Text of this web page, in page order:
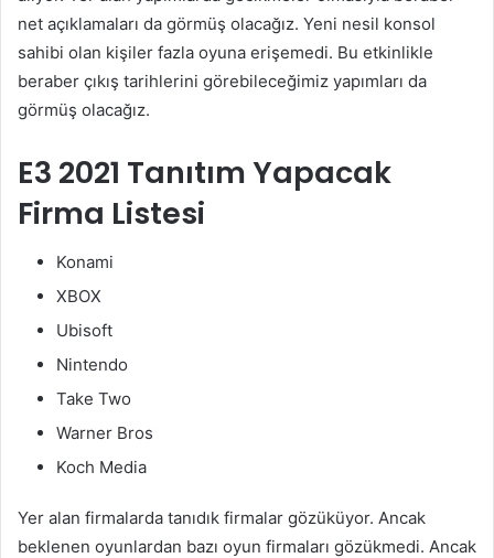
net açıklamaları da görmüş olacağız. Yeni nesil konsol
sahibi olan kişiler fazla oyuna erişemedi. Bu etkinlikle
beraber çıkış tarihlerini görebileceğimiz yapımları da
görmüş olacağız.
E3 2021 Tanıtım Yapacak
Firma Listesi
Konami
XBOX
Ubisoft
Nintendo
Take Two
Warner Bros
Koch Media
Yer alan firmalarda tanıdık firmalar gözüküyor. Ancak
beklenen oyunlardan bazı oyun firmaları gözükmedi. Ancak